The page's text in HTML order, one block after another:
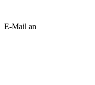
E-Mail an